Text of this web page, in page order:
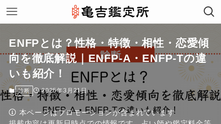
ENFPとは？性格・特徴・相性・恋愛傾
向を徹底解説｜ENFP-A・ENFP-Tの違
いも紹介！
診断 2025年3月21日
本ページはプロモーションが含まれています